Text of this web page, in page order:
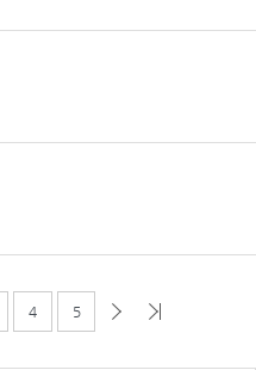
4 5